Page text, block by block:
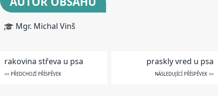
Mgr. Michal Vinš
rakovina střeva u psa
<< PŘEDCHOZÍ PŘÍSPĚVEK
praskly vred u psa
NÁSLEDUJÍCÍ PŘÍSPĚVEK >>